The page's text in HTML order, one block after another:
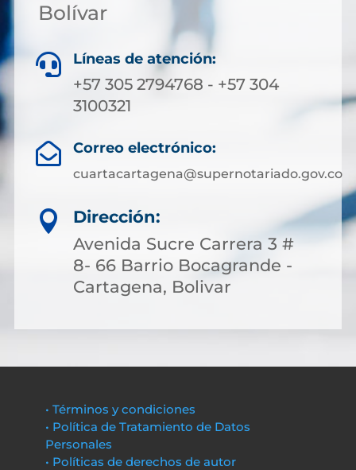
Bolívar
 Líneas de atención:
+57 305 2794768 - +57 304
3100321
 Correo electrónico:
cuartacartagena@supernotariado.gov.co

Dirección:
Avenida Sucre Carrera 3 #
8- 66 Barrio Bocagrande -
Cartagena, Bolivar
• Términos y condiciones
• Política de Tratamiento de Datos
Personales
• Políticas de derechos de autor